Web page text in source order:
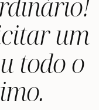
um
todo o